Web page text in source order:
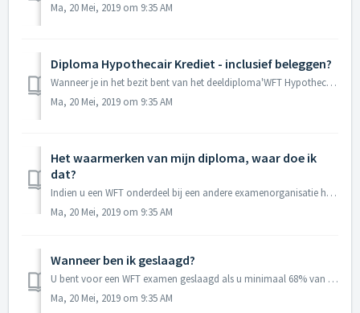
Ma, 20 Mei, 2019 om 9:35 AM
Diploma Hypothecair Krediet - inclusief beleggen?
Wanneer je in het bezit bent van het deeldiploma'WFT Hypothecair Krediet algemeen' dan is dit exclusief het onderdeel beleggen. Wanneer je in het be...
Ma, 20 Mei, 2019 om 9:35 AM
Het waarmerken van mijn diploma, waar doe ik
dat?
Indien u een WFT onderdeel bij een andere examenorganisatie hebt afgelegd en het onbrekende onderdeel bij WFTNIVO wilt afleggen, dan dient u een gewaarmerk...
Ma, 20 Mei, 2019 om 9:35 AM
Wanneer ben ik geslaagd?
U bent voor een WFT examen geslaagd als u minimaal 68% van de vragen juist beantwoord hebt. In deze cesuur is rekening gehouden met de gokkans. Voorheen wa...
Ma, 20 Mei, 2019 om 9:35 AM